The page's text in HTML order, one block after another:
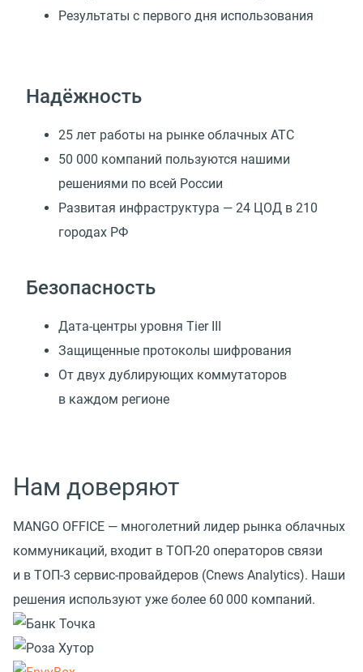
Результаты с первого дня использования
Надёжность
25 лет работы на рынке облачных АТС
50 000 компаний пользуются нашими
решениями по всей России
Развитая инфраструктура — 24 ЦОД в 210
городах РФ
Безопасность
Дата-центры уровня Tier III
Защищенные протоколы шифрования
От двух дублирующих коммутаторов
в каждом регионе
Нам доверяют
MANGO OFFICE — многолетний лидер рынка облачных
коммуникаций, входит в ТОП-20 операторов связи
и в ТОП-3 сервис-провайдеров (Cnews Analytics). Наши
решения используют уже более 60 000 компаний.